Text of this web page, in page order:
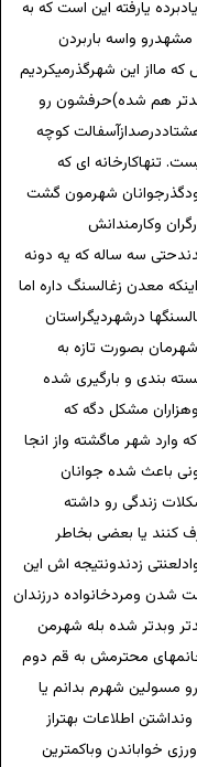
یارفته این است که به
مشهدرو واسه باربردن
مااز این شهرگذرمیکردیم
بدتر هم شده)حرفشون رو
کوچه
تنهاکارخانه ای که
شهرمون گشت
وکارمندانش
سه ساله که یه دونه
معدن زغالسنگ داره اما
درشهردیگراستان
بصورت تازه به
بندی و بارگیری شده
مشکل دگه که
شهر ماگشته واز انجا
باعث شده جوانان
زندگی رو داشته
کنند یا بعضی بخاطر
زدندونتیجه اش این
شدن ومردخانواده درزندان
وبدتر شده بله شهرمن
محترمش به قم دوم
مسولین شهرم بدانم یا
اطلاعات بهتراز
خواباندن وباکمترین